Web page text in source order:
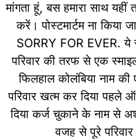
मांगता हूं, बस हमारा साथ
करें। पोस्टमार्टम ना किया
SORRY FOR EVER. ये
परिवार की तरफ से एक
फिलहाल कोलंबिया नाम
परिवार खत्म कर दिया पहले
दिया कर्ज चुकाने के नाम से
वजह से पूरे